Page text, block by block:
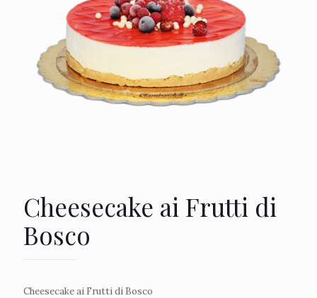
Cheesecake ai Frutti di
Bosco
Cheesecake ai Frutti di Bosco